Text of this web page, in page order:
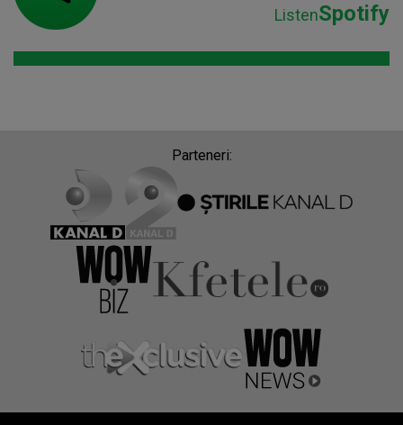
ListenSpotify
Parteneri: